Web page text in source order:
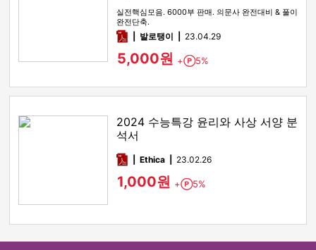
실전핵심모음. 6000부 판매. 의문사 완전대비 & 풀이
완전단축.
pdf발로탱이 23.04.29
5,000원 + Point
5%
2024 수능특강 윤리와 사상 서양 분
석서
pdfEthica 23.02.26
1,000원 + Point
5%